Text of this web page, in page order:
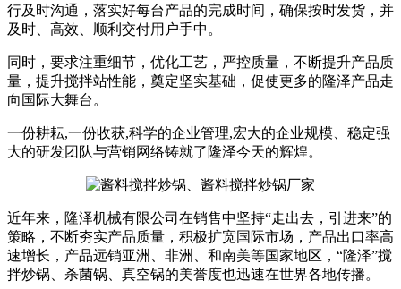
行及时沟通，落实好每台产品的完成时间，确保按时发货，并
及时、高效、顺利交付用户手中。
同时，要求注重细节，优化工艺，严控质量，不断提升产品质
量，提升搅拌站性能，奠定坚实基础，促使更多的隆泽产品走
向国际大舞台。
一份耕耘,一份收获,科学的企业管理,宏大的企业规模、稳定强
大的研发团队与营销网络铸就了隆泽今天的辉煌。
近年来，隆泽机械有限公司在销售中坚持“走出去，引进来”的
策略，不断夯实产品质量，积极扩宽国际市场，产品出口率高
速增长，产品远销亚洲、非洲、和南美等国家地区，“隆泽”搅
拌炒锅、杀菌锅、真空锅的美誉度也迅速在世界各地传播。